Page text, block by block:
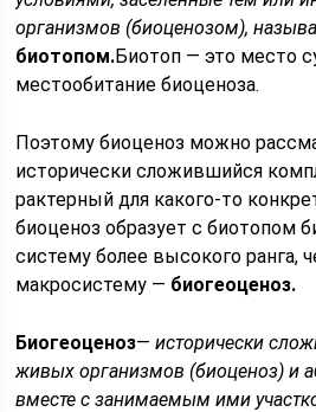
организмов (биоценозом),
биотопом.Биотоп — это место
местообита­ние биоценоза.
Поэтому биоценоз можно
исторически сложившийся
рактерный для какого-то
био­ценоз образует с биотопом
систему более высокого ранга,
макросистему — биогеоце­ноз.
Биогеоценоз—исторически
живых организмов (биоценоз) и
вместе с занимаемым ими